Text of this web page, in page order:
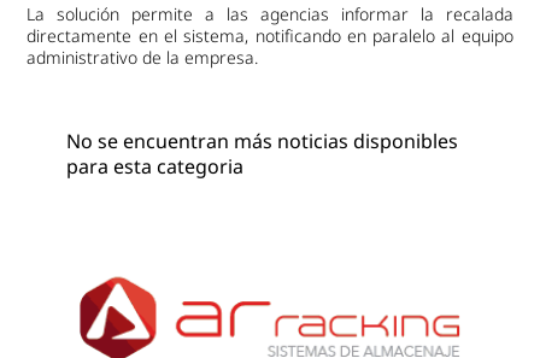
La solución permite a las agencias informar la recalada
directamente en el sistema, notificando en paralelo al equipo
administrativo de la empresa.
No se encuentran más noticias disponibles
para esta categoria